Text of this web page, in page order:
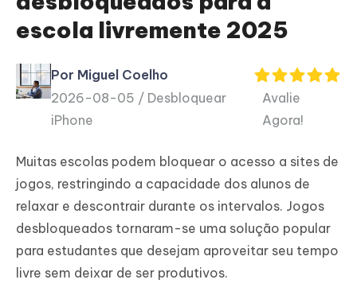
ReiBoot
for iOS
PDNob
PDF
Editor
Novo
iAnyGo
escola livremente 2025
Por Miguel Coelho
2026-08-05 / Desbloquear
iPhone
Avalie
Agora!
Muitas escolas podem bloquear o acesso a sites de
jogos, restringindo a capacidade dos alunos de
relaxar e descontrair durante os intervalos. Jogos
desbloqueados tornaram-se uma solução popular
para estudantes que desejam aproveitar seu tempo
livre sem deixar de ser produtivos.